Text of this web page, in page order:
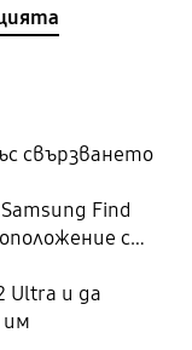
свързването
Find
с
и други
Ultra и да